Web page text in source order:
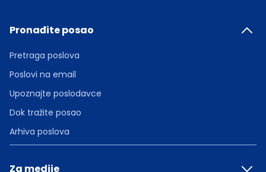
Pronađite posao
Pretraga poslova
Poslovi na email
Upoznajte poslodavce
Dok tražite posao
Arhiva poslova
Za medije